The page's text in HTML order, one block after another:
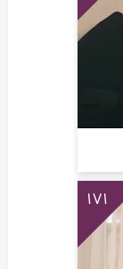
171